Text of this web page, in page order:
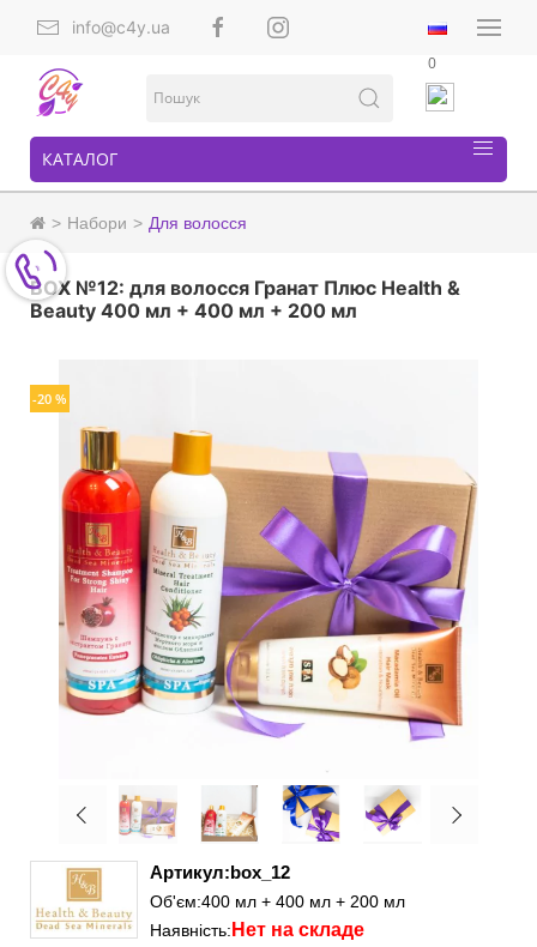
info@c4y.ua
0
КАТАЛОГ
Набори Для волосся
BOX №12: для волосся Гранат Плюс Health &
Beauty 400 мл + 400 мл + 200 мл
-20 %
Артикул:box_12
Об'єм:400 мл + 400 мл + 200 мл
Наявність: Нет на складе